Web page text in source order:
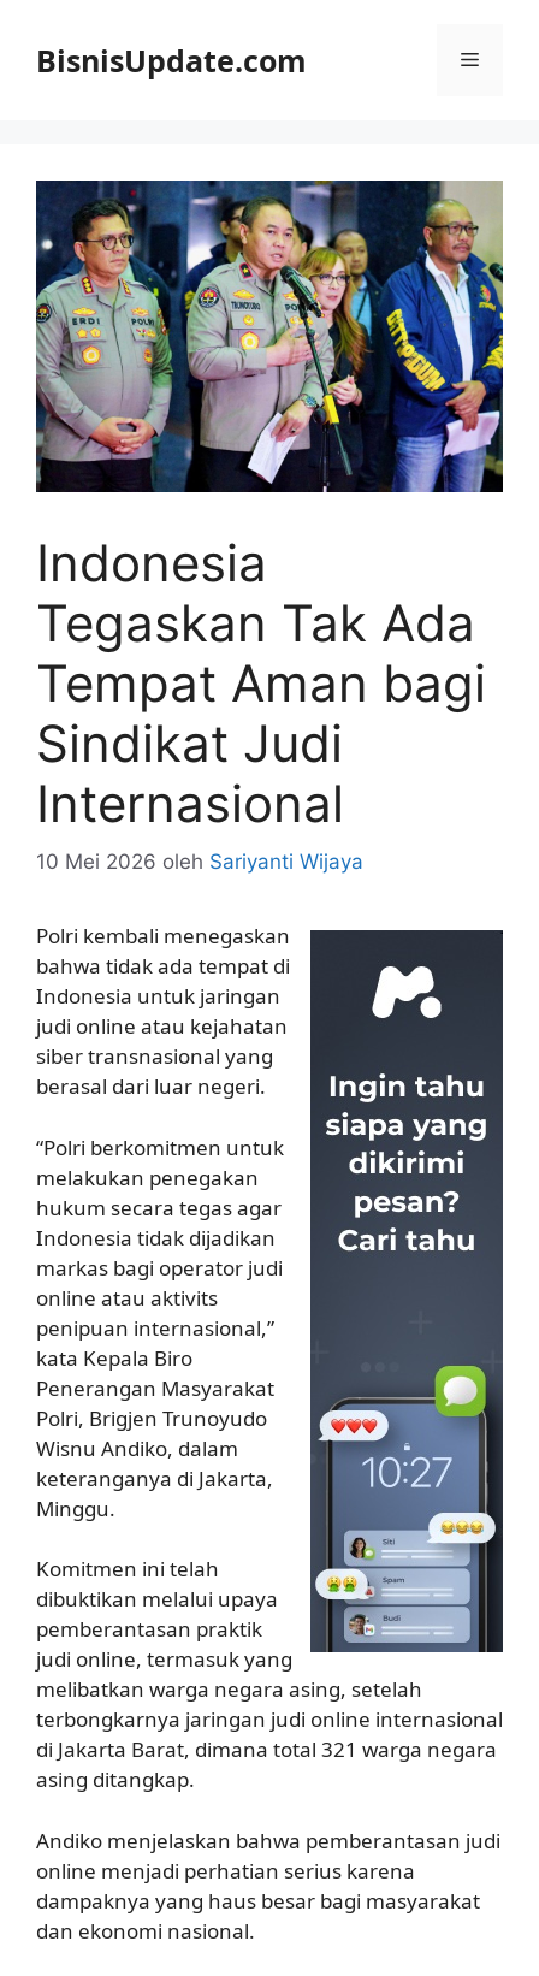
BisnisUpdate.com Menu
Indonesia
Tegaskan Tak Ada
Tempat Aman bagi
Sindikat Judi
Internasional
10 Mei 2026 oleh Sariyanti Wijaya
Polri kembali menegaskan
bahwa tidak ada tempat di
Indonesia untuk jaringan
judi online atau kejahatan
siber transnasional yang
berasal dari luar negeri.
“Polri berkomitmen untuk
melakukan penegakan
hukum secara tegas agar
Indonesia tidak dijadikan
markas bagi operator judi
online atau aktivits
penipuan internasional,”
kata Kepala Biro
Penerangan Masyarakat
Polri, Brigjen Trunoyudo
Wisnu Andiko, dalam
keteranganya di Jakarta,
Minggu.
Komitmen ini telah
dibuktikan melalui upaya
pemberantasan praktik
judi online, termasuk yang
melibatkan warga negara asing, setelah
terbongkarnya jaringan judi online internasional
di Jakarta Barat, dimana total 321 warga negara
asing ditangkap.
Andiko menjelaskan bahwa pemberantasan judi
online menjadi perhatian serius karena
dampaknya yang haus besar bagi masyarakat
dan ekonomi nasional.